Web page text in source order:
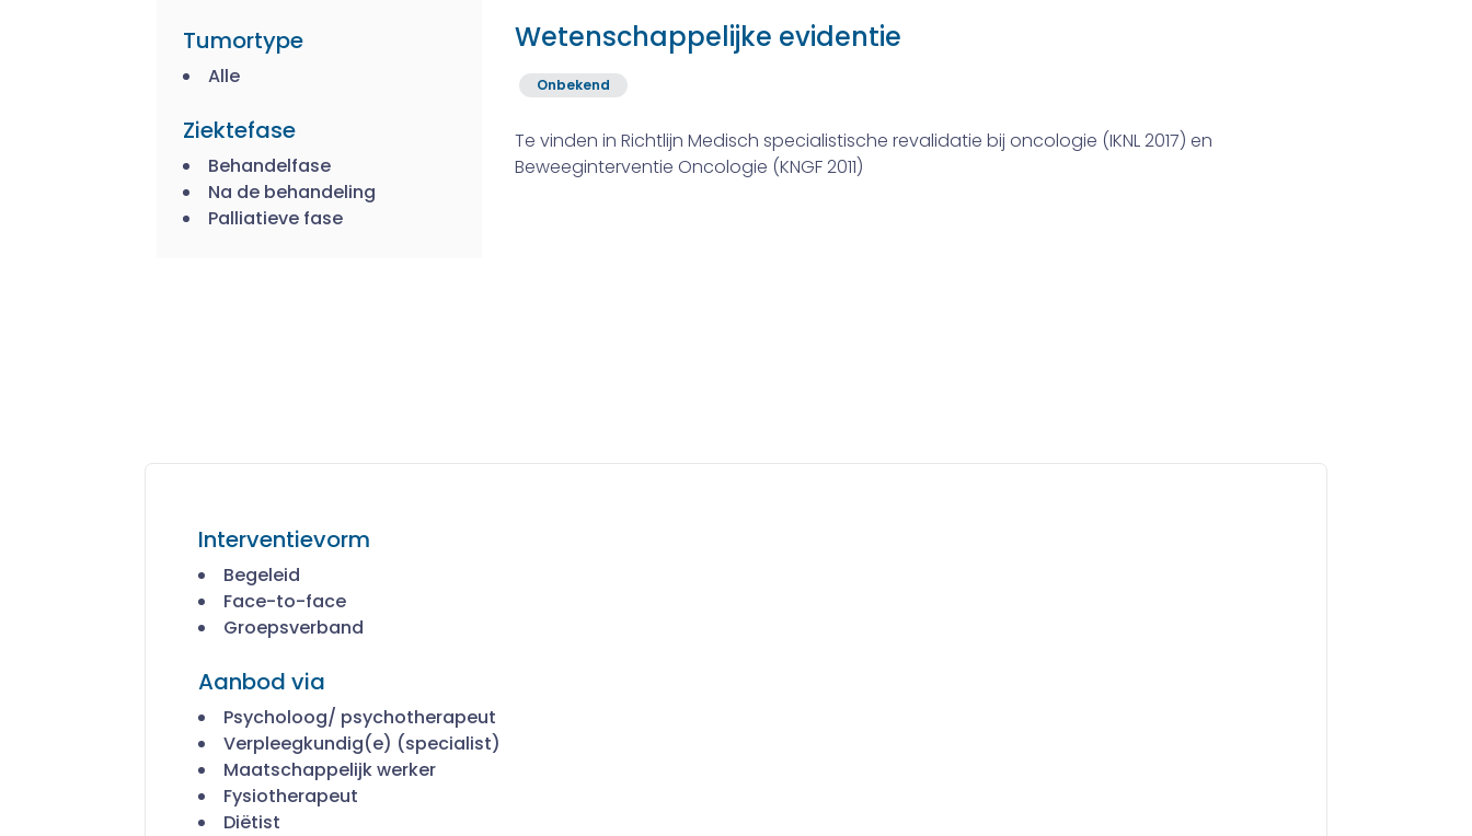
Tumortype
Alle
Ziektefase
Behandelfase
Na de behandeling
Palliatieve fase
Wetenschappelijke evidentie
Onbekend
Te vinden in Richtlijn Medisch specialistische revalidatie bij oncologie (IKNL 2017) en
Beweeginterventie Oncologie (KNGF 2011)
Interventievorm
Begeleid
Face-to-face
Groepsverband
Aanbod via
Psycholoog/ psychotherapeut
Verpleegkundig(e) (specialist)
Maatschappelijk werker
Fysiotherapeut
Diëtist